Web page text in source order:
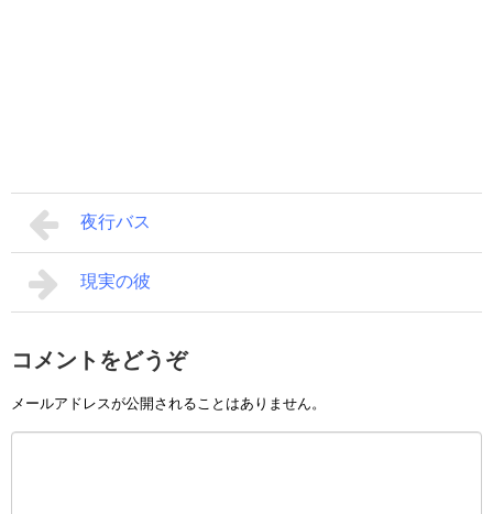
夜行バス
現実の彼
コメントをどうぞ
メールアドレスが公開されることはありません。